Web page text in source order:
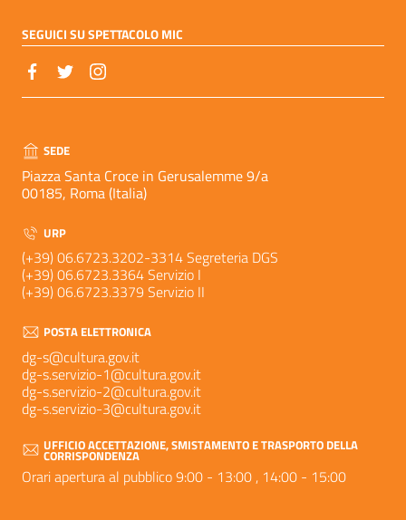
SEGUICI SU SPETTACOLO MIC
SEDE
Piazza Santa Croce in Gerusalemme 9/a
00185, Roma (Italia)
URP
(+39) 06.6723.3202-3314 Segreteria DGS
(+39) 06.6723.3364 Servizio I
(+39) 06.6723.3379 Servizio II
POSTA ELETTRONICA
dg-s@cultura.gov.it
dg-s.servizio-1@cultura.gov.it
dg-s.servizio-2@cultura.gov.it
dg-s.servizio-3@cultura.gov.it
UFFICIO ACCETTAZIONE, SMISTAMENTO E TRASPORTO DELLA
CORRISPONDENZA
Orari apertura al pubblico 9:00 - 13:00 , 14:00 - 15:00